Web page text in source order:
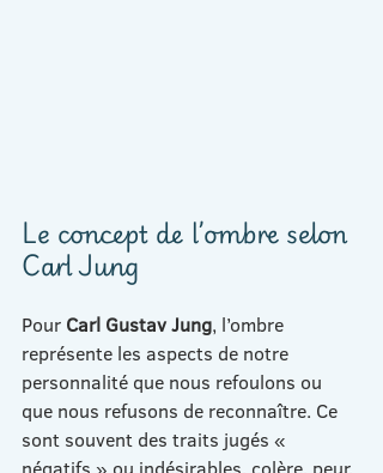
Le concept de l’ombre selon
Carl Jung
Pour Carl Gustav Jung, l’ombre
représente les aspects de notre
personnalité que nous refoulons ou
que nous refusons de reconnaître. Ce
sont souvent des traits jugés «